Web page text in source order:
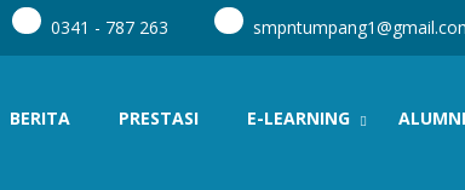
0341 - 787 263
BERITA PRESTASI E-LEARNING ALUMNI